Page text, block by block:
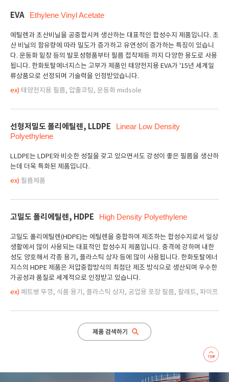
EVA Ethylene Vinyl Acetate
에틸렌과 초산비닐을 공중합시켜 생산하는 대표적인 합성수지 제품입니다. 초
산 비닐의 함유량에 따라 밀도가 증가하고 유연성이 증가하는 특징이 있습니
다. 운동화 밑창 등의 발포성형품부터 필름 접착제등 까지 다양한 용도로 사용
됩니다. 한화토탈에너지스는 고부가 제품인 태양전지용 EVA가 '15년 세계일
류상품으로 선정되며 기술력을 인정받았습니다.
ex) 태양전지용 필름, 압출코팅, 운동화 midsole
선형저밀도 폴리에틸렌, LLDPE
Linear Low Density
Polyethylene
LLDPE는 LDPE와 비슷한 성질을 갖고 있으면서도 강성이 좋은 필름을 생산하
는데 더욱 특화된 제품입니다.
ex) 필름제품
고밀도 폴리에틸렌, HDPE High Density Polyethylene
고밀도 폴리에틸렌(HDPE)는 에틸렌을 중합하여 제조하는 합성수지로서 일상
생활에서 많이 사용되는 대표적인 합성수지 제품입니다. 충격에 강하며 내한
성도 양호해서 각종 용기, 플라스틱 상자 등에 많이 사용됩니다. 한화토탈에너
지스의 HDPE 제품은 저압중합방식의 최첨단 제조 방식으로 생산되며 우수한
가공성과 품질로 세계적으로 인정받고 있습니다.
ex) 페트병 뚜껑, 식품 용기, 플라스틱 상자, 공업용 포장 필름, 팔레트, 파이프